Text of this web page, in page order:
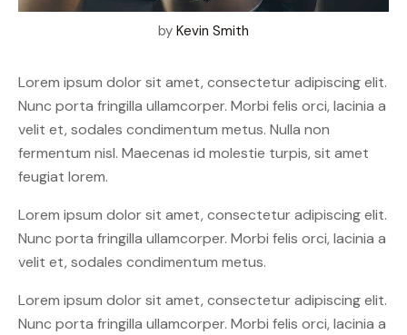
by Kevin Smith
Lorem ipsum dolor sit amet, consectetur adipiscing elit.
Nunc porta fringilla ullamcorper. Morbi felis orci, lacinia a
velit et, sodales condimentum metus. Nulla non
fermentum nisl. Maecenas id molestie turpis, sit amet
feugiat lorem.
Lorem ipsum dolor sit amet, consectetur adipiscing elit.
Nunc porta fringilla ullamcorper. Morbi felis orci, lacinia a
velit et, sodales condimentum metus.
Lorem ipsum dolor sit amet, consectetur adipiscing elit.
Nunc porta fringilla ullamcorper. Morbi felis orci, lacinia a